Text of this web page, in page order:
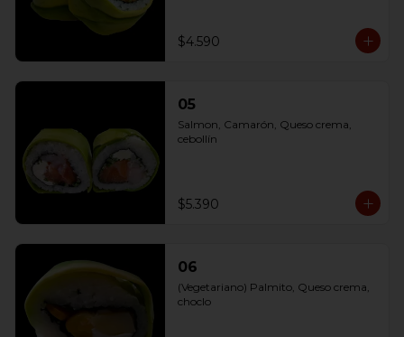
$4.590
05
Salmon, Camarón, Queso crema,
cebollín
$5.390
06
(Vegetariano) Palmito, Queso crema,
choclo